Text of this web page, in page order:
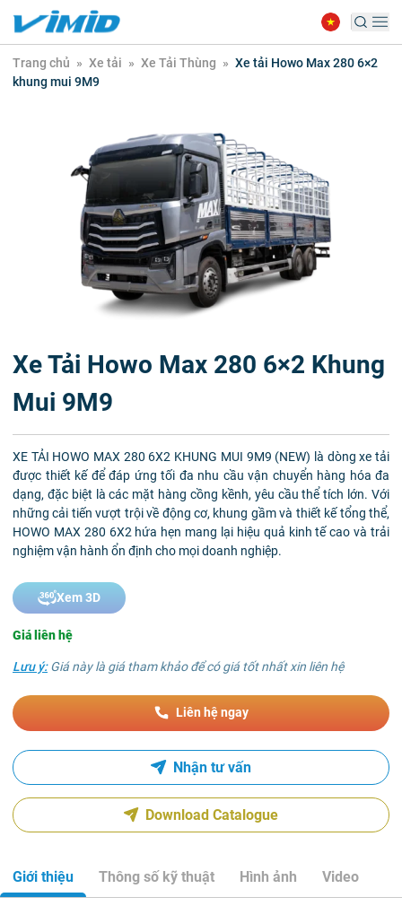
Trang chủ » Xe tải » Xe Tải Thùng » Xe tải Howo Max 280 6×2
khung mui 9M9
Xe Tải Howo Max 280 6×2 Khung
Mui 9M9
XE TẢI HOWO MAX 280 6X2 KHUNG MUI 9M9 (NEW) là dòng xe tải
được thiết kế để đáp ứng tối đa nhu cầu vận chuyển hàng hóa đa
dạng, đặc biệt là các mặt hàng cồng kềnh, yêu cầu thể tích lớn. Với
những cải tiến vượt trội về động cơ, khung gầm và thiết kế tổng thể,
HOWO MAX 280 6X2 hứa hẹn mang lại hiệu quả kinh tế cao và trải
nghiệm vận hành ổn định cho mọi doanh nghiệp.
Xem 3D
Giá liên hệ
Lưu ý:Giá này là giá tham khảo để có giá tốt nhất xin liên hệ
Liên hệ ngay
Nhận tư vấn
Download Catalogue
Giới thiệu Thông số kỹ thuật Hình ảnh Video